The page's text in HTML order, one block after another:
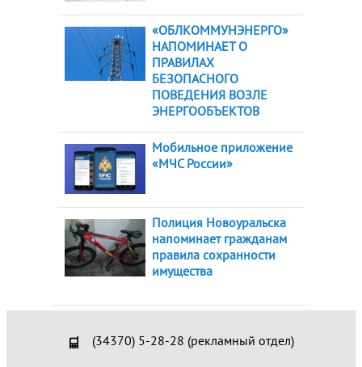
«ОБЛКОММУНЭНЕРГО»
НАПОМИНАЕТ О
ПРАВИЛАХ
БЕЗОПАСНОГО
ПОВЕДЕНИЯ ВОЗЛЕ
ЭНЕРГООБЪЕКТОВ
Мобильное приложение
«МЧС России»
Полиция Новоуральска
напоминает гражданам
правила сохранности
имущества
(34370) 5-28-28 (рекламный отдел)